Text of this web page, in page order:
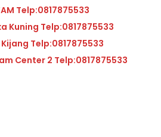
Alamat kantor BCA KCU BATAM Telp:0817875533
Alamat kantor BCA KCP Muka Kuning Telp:0817875533
Alamat kantor BCA KCP Kas Kijang Telp:0817875533
Alamat kantor BCA KCP Batam Center 2 Telp:0817875533